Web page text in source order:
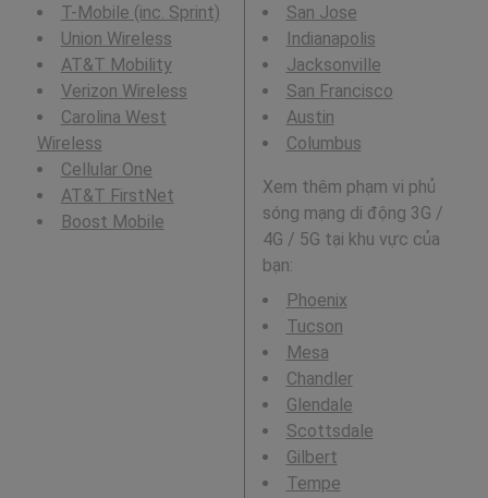
T-Mobile (inc. Sprint)
Union Wireless
AT&T Mobility
Verizon Wireless
Carolina West
Wireless
Cellular One
AT&T FirstNet
Boost Mobile
San Jose
Indianapolis
Jacksonville
San Francisco
Austin
Columbus
Xem thêm phạm vi phủ
sóng mạng di động 3G /
4G / 5G tại khu vực của
bạn:
Phoenix
Tucson
Mesa
Chandler
Glendale
Scottsdale
Gilbert
Tempe